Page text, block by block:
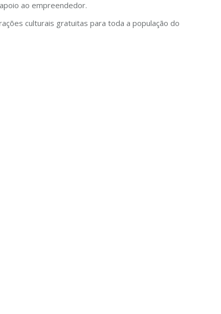
ao empreendedor.
culturais gratuitas para toda a população do